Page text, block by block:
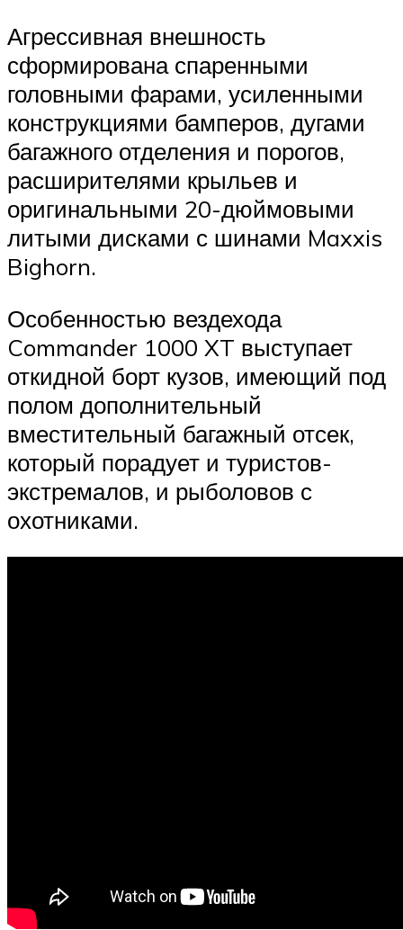
Агрессивная внешность
сформирована спаренными
головными фарами, усиленными
конструкциями бамперов, дугами
багажного отделения и порогов,
расширителями крыльев и
оригинальными 20-дюймовыми
литыми дисками с шинами Maxxis
Bighorn.
Особенностью вездехода
Commander 1000 XT выступает
откидной борт кузов, имеющий под
полом дополнительный
вместительный багажный отсек,
который порадует и туристов-
экстремалов, и рыболовов с
охотниками.